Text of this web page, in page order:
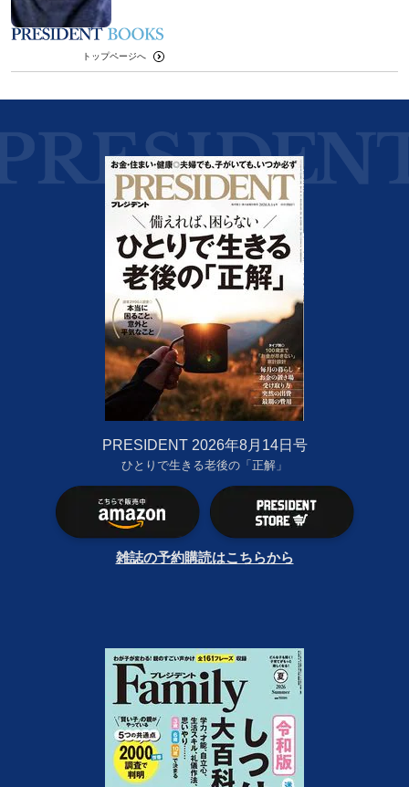
トップページへ
PRESIDENT 2026年8月14日号
ひとりで生きる老後の「正解」
雑誌の予約購読はこちらから